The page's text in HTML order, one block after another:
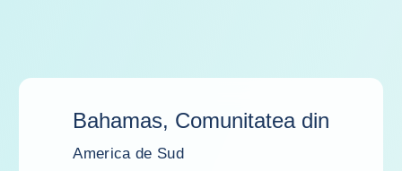
Bahamas, Comunitatea din
America de Sud